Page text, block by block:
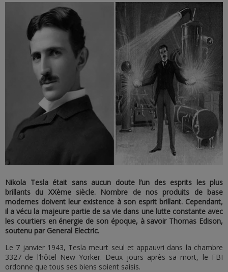
Nikola Tesla était sans aucun doute l’un des esprits les plus
brillants du XXème siècle. Nombre de nos produits de base
modernes doivent leur existence à son esprit brillant. Cependant,
il a vécu la majeure partie de sa vie dans une lutte constante avec
les courtiers en énergie de son époque, à savoir Thomas Edison,
soutenu par General Electric.
Le 7 janvier 1943, Tesla meurt seul et appauvri dans la chambre
3327 de l’hôtel New Yorker. Deux jours après sa mort, le FBI
ordonne que tous ses biens soient saisis.